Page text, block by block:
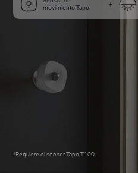
movimiento Tapo
+
*Requiere el sensor Tapo T100.